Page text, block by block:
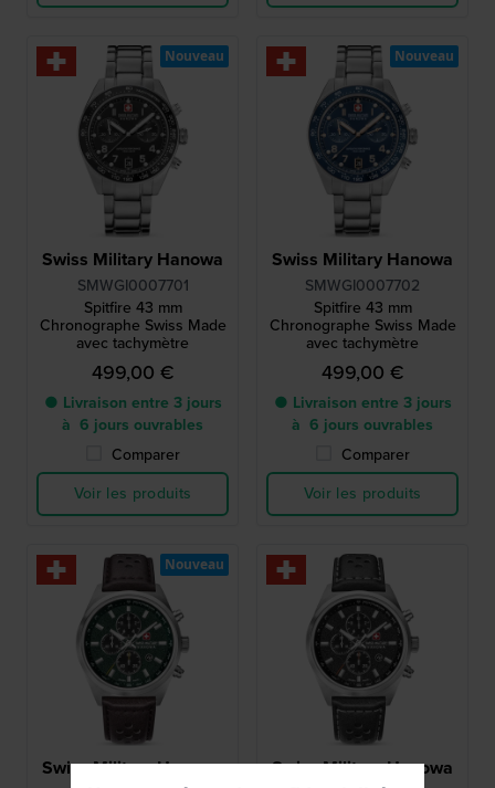
Swiss Military Hanowa
SMWGI0007701
Spitfire 43 mm
Chronographe Swiss Made
avec tachymètre
499,00 €
● Livraison entre 3 jours
à 6 jours ouvrables
Comparer
Voir les produits
Nouveau
Swiss Military Hanowa
SMWGI0007702
Spitfire 43 mm
Chronographe Swiss Made
avec tachymètre
499,00 €
● Livraison entre 3 jours
à 6 jours ouvrables
Comparer
Voir les produits
Nouveau
Swiss Military Hanowa
Nouveau
Swiss Military Hanowa